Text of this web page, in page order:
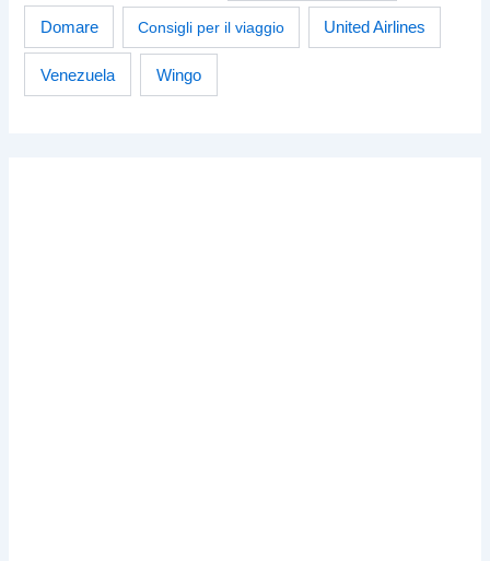
Domare Consigli per il viaggio United Airlines
Venezuela Wingo